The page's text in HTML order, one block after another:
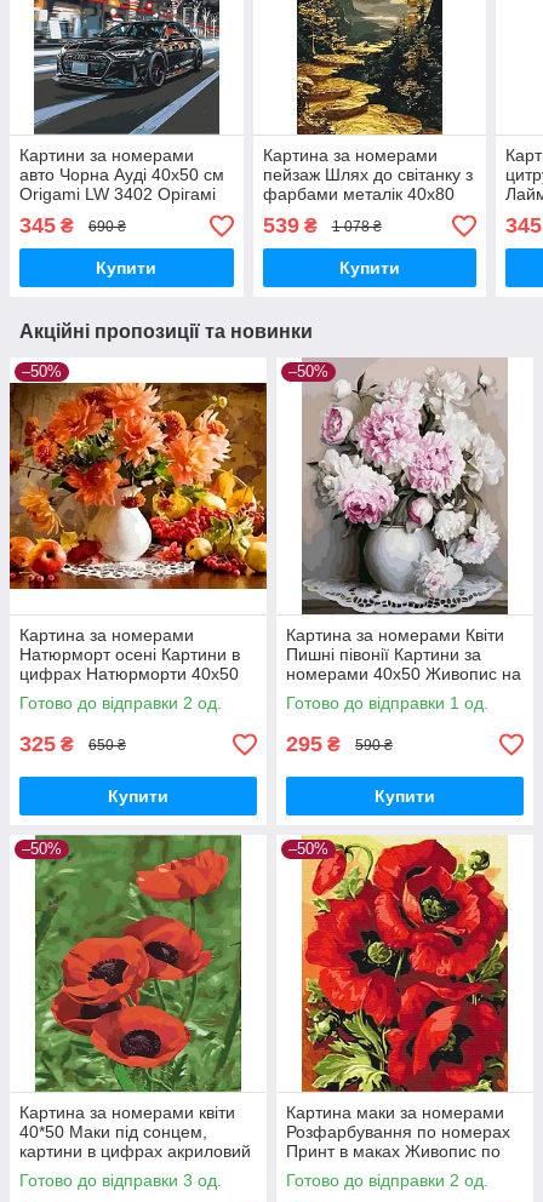
Картини за номерами
авто Чорна Ауді 40х50 см
Origami LW 3402 Орігамі
345 ₴ 690 ₴
Купити
Картина за номерами
пейзаж Шлях до світанку з
фарбами металік 40х80
см Origami LW5120
539₴ 1 078 ₴
Купити
345
Акційні пропозиції та новинки
–50%
Картина за номерами
Натюрморт осені Картини в
цифрах Натюрморти 40х50
Розмальовки Квіти Brushme
BS52222
Готово до відправки 2 од.
325 ₴ 650 ₴
Купити
–50%
Картина за номерами Квіти
Пишні півонії Картини за
номерами 40х50 Живопис на
полотні Rainbow Art GX22265
Готово до відправки 1 од.
295 ₴ 590 ₴
Купити
–50%
Картина за номерами квіти
40*50 Маки під сонцем,
картини в цифрах акриловий
живопис розпис на полотні
Strateg
Готово до відправки 3 од.
–50%
Картина маки за номерами
Розфарбування по номерах
Принт в маках Живопис по
номерам Brushme BS52284
Готово до відправки 2 од.